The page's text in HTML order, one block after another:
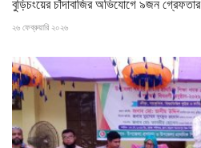
বুড়িচংয়ের চাঁদাবাজির অভিযোগে ৯জন গ্রেফতার
২৬ ফেব্রুয়ারি ২০২৬